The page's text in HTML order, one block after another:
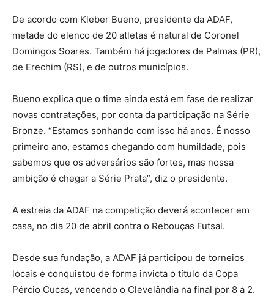
De acordo com Kleber Bueno, presidente da ADAF,
metade do elenco de 20 atletas é natural de Coronel
Domingos Soares. Também há jogadores de Palmas (PR),
de Erechim (RS), e de outros municípios.
Bueno explica que o time ainda está em fase de realizar
novas contratações, por conta da participação na Série
Bronze. “Estamos sonhando com isso há anos. É nosso
primeiro ano, estamos chegando com humildade, pois
sabemos que os adversários são fortes, mas nossa
ambição é chegar a Série Prata”, diz o presidente.
A estreia da ADAF na competição deverá acontecer em
casa, no dia 20 de abril contra o Rebouças Futsal.
Desde sua fundação, a ADAF já participou de torneios
locais e conquistou de forma invicta o título da Copa
Pércio Cucas, vencendo o Clevelândia na final por 8 a 2.